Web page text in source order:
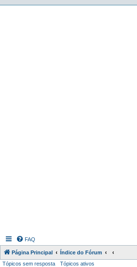
FAQ
Página Principal Índice do Fórum
Tópicos sem resposta Tópicos ativos